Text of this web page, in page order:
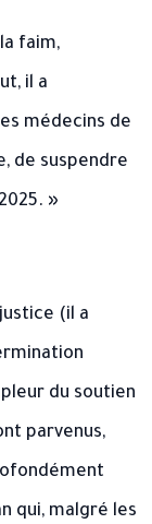
faim,
il a
médecins de
de suspendre
»
(il a
du soutien
parvenus,
qui, malgré les